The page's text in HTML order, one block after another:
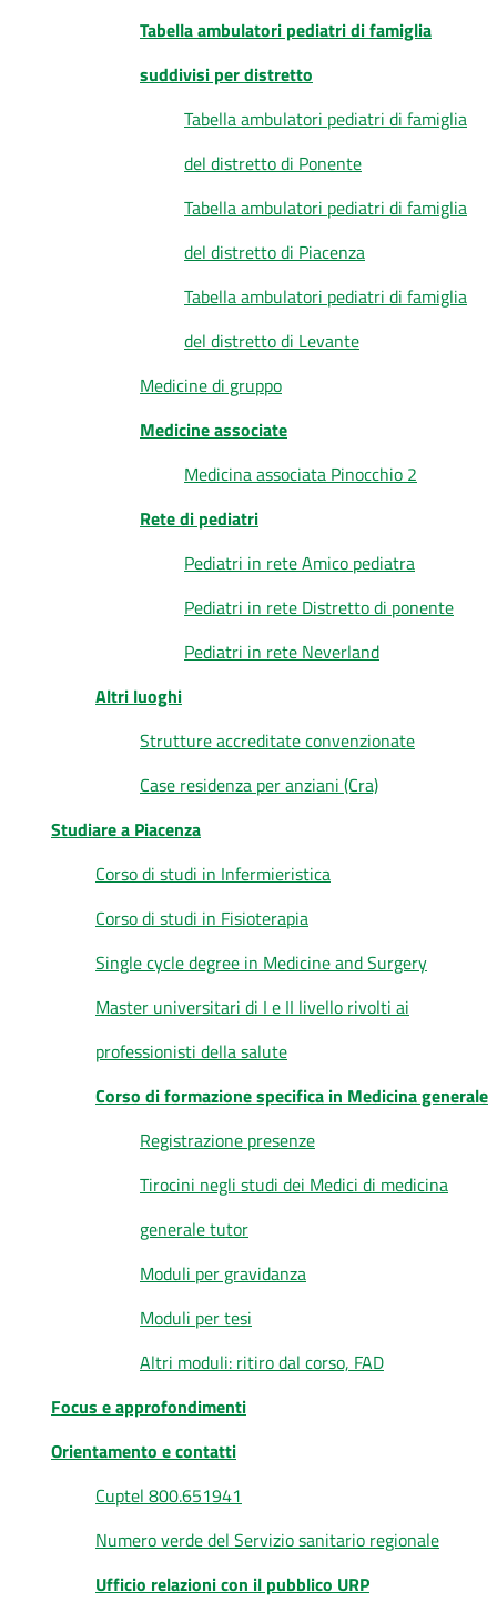
Tabella ambulatori pediatri di famiglia
suddivisi per distretto
Tabella ambulatori pediatri di famiglia
del distretto di Ponente
Tabella ambulatori pediatri di famiglia
del distretto di Piacenza
Tabella ambulatori pediatri di famiglia
del distretto di Levante
Medicine di gruppo
Medicine associate
Medicina associata Pinocchio 2
Rete di pediatri
Pediatri in rete Amico pediatra
Pediatri in rete Distretto di ponente
Pediatri in rete Neverland
Altri luoghi
Strutture accreditate convenzionate
Case residenza per anziani (Cra)
Studiare a Piacenza
Corso di studi in Infermieristica
Corso di studi in Fisioterapia
Single cycle degree in Medicine and Surgery
Master universitari di I e II livello rivolti ai
professionisti della salute
Corso di formazione specifica in Medicina generale
Registrazione presenze
Tirocini negli studi dei Medici di medicina
generale tutor
Moduli per gravidanza
Moduli per tesi
Altri moduli: ritiro dal corso, FAD
Focus e approfondimenti
Orientamento e contatti
Cuptel 800.651941
Numero verde del Servizio sanitario regionale
Ufficio relazioni con il pubblico URP